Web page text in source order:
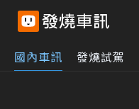
國內車訊 發燒試駕